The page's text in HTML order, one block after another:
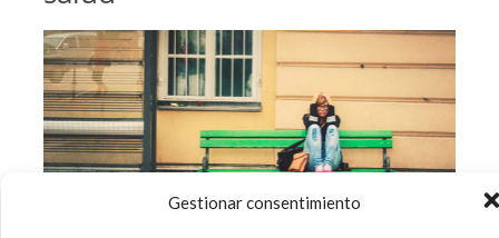
Gestionar consentimiento